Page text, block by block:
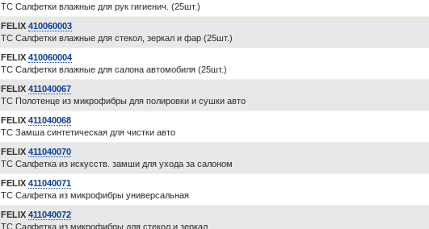
ТС Салфетки влажные для рук гигиенич. (25шт.)
FELIX 410060003
ТС Салфетки влажные для стекол, зеркал и фар (25шт.)
FELIX 410060004
ТС Салфетки влажные для салона автомобиля (25шт.)
FELIX 411040067
ТС Полотенце из микрофибры для полировки и сушки авто
FELIX 411040068
ТС Замша синтетическая для чистки авто
FELIX 411040070
ТС Салфетка из искусств. замши для ухода за салоном
FELIX 411040071
ТС Салфетка из микрофибры универсальная
FELIX 411040072
ТС Салфетка из микрофибры для стекол и зеркал